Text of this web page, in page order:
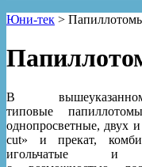
Юни-тек >
В
типовыепапиллотомы
однопросветные, двух
cut» ипрекат,
игольчатые и